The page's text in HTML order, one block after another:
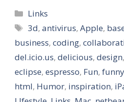
Kategorien
Links
Schlagwörter
3d,antivirus,Apple,
business, coding,
del.icio.us, delicious, design,
eclipse, espresso, Fun, funny
html, Humor, inspiration,